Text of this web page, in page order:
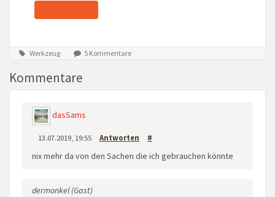
Werkzeug 5 Kommentare
Kommentare
dasSams
13.07.2019, 19:55 Antworten #
nix mehr da von den Sachen die ich gebrauchen könnte
dermonkel (Gast)